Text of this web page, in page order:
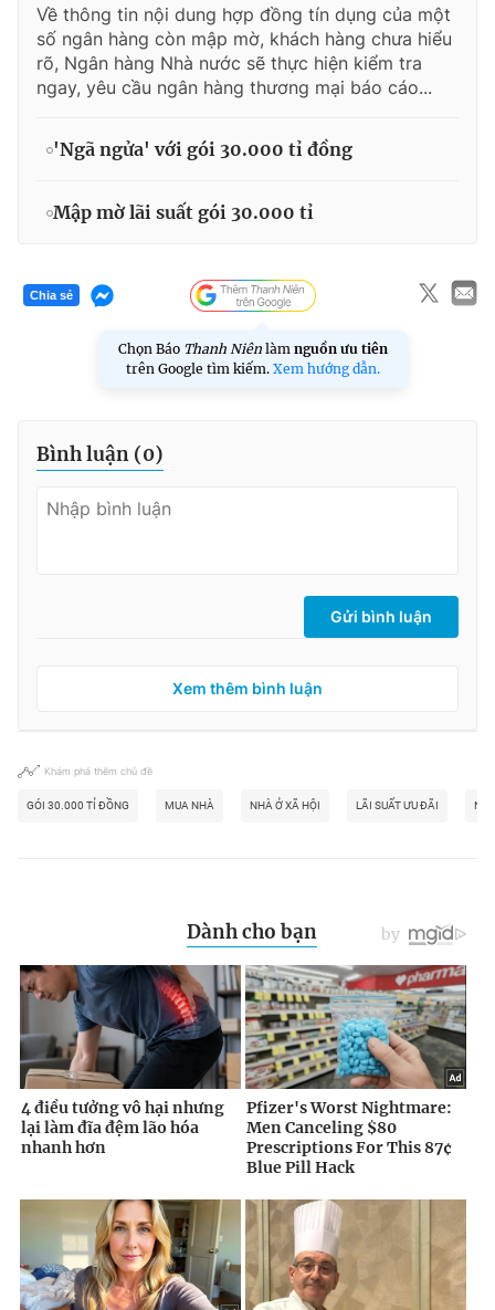
Về thông tin nội dung hợp đồng tín dụng của một
số ngân hàng còn mập mờ, khách hàng chưa hiểu
rõ, Ngân hàng Nhà nước sẽ thực hiện kiểm tra
ngay, yêu cầu ngân hàng thương mại báo cáo...
'Ngã ngửa' với gói 30.000 tỉ đồng
Mập mờ lãi suất gói 30.000 tỉ
Chia sẻ
Chọn Báo Thanh Niên làm nguồn ưu tiên
trên Google tìm kiếm. Xem hướng dẫn.
Bình luận (0)
Gửi bình luận
Xem thêm bình luận
Khám phá thêm chủ đề
GÓI 30.000 TỈ ĐỒNG MUA NHÀ NHÀ Ở XÃ HỘI LÃI SUẤT ƯU ĐÃI